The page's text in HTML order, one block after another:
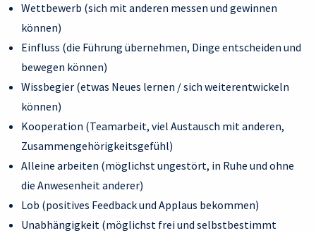
Wettbewerb (sich mit anderen messen und gewinnen
können)
Einfluss (die Führung übernehmen, Dinge entscheiden und
bewegen können)
Wissbegier (etwas Neues lernen / sich weiterentwickeln
können)
Kooperation (Teamarbeit, viel Austausch mit anderen,
Zusammengehörigkeitsgefühl)
Alleine arbeiten (möglichst ungestört, in Ruhe und ohne
die Anwesenheit anderer)
Lob (positives Feedback und Applaus bekommen)
Unabhängigkeit (möglichst frei und selbstbestimmt